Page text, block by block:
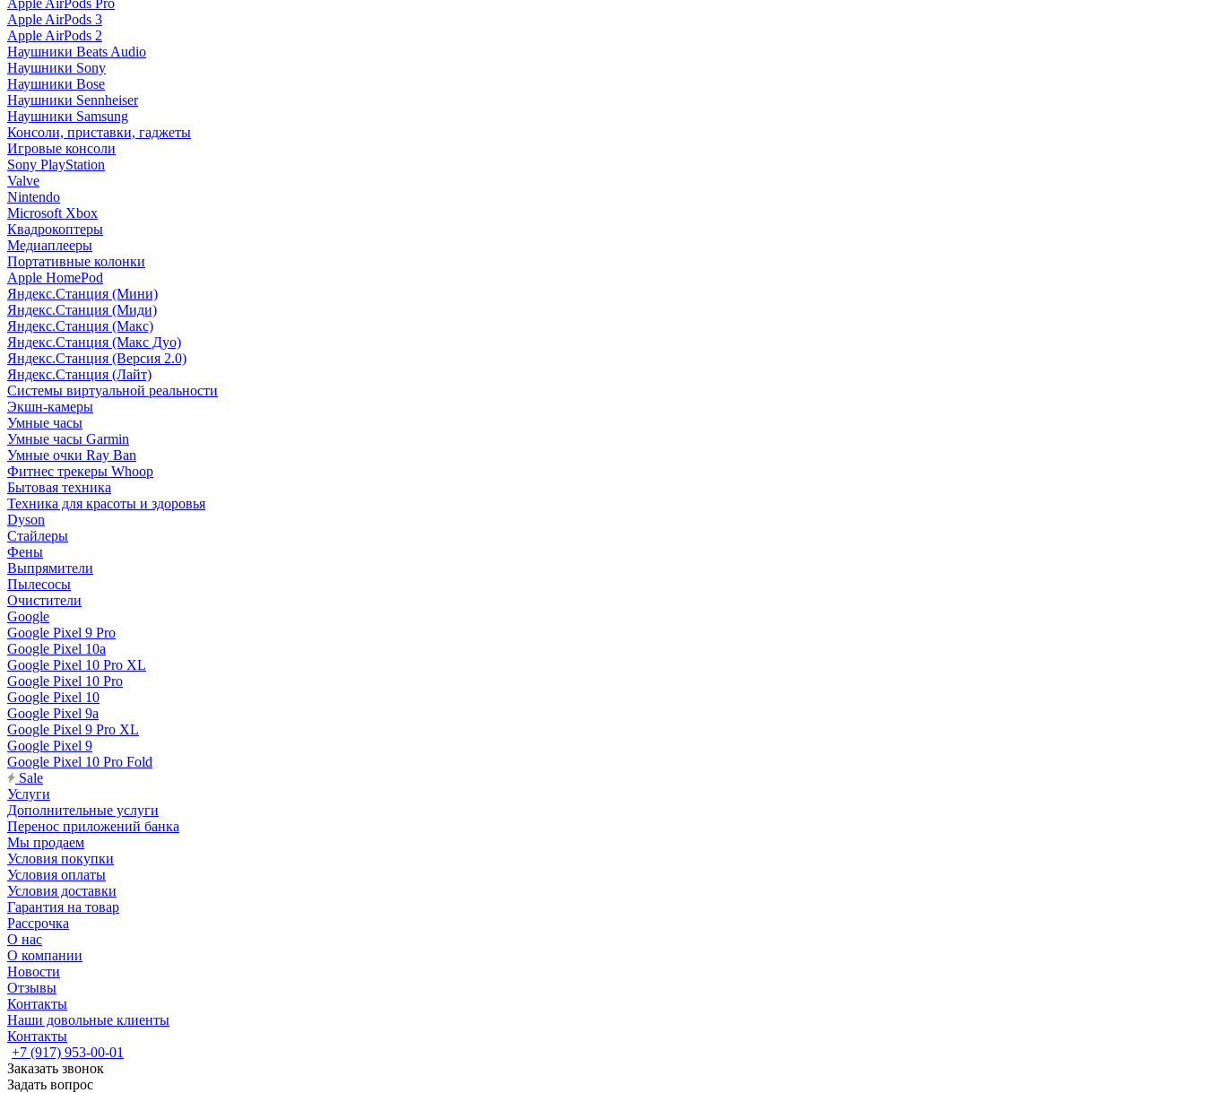
Apple AirPods Pro
Apple AirPods 3
Apple AirPods 2
Наушники Beats Audio
Наушники Sony
Наушники Bose
Наушники Sennheiser
Наушники Samsung
Консоли, приставки, гаджеты
Игровые консоли
Sony PlayStation
Valve
Nintendo
Microsoft Xbox
Квадрокоптеры
Медиаплееры
Портативные колонки
Apple HomePod
Яндекс.Станция (Мини)
Яндекс.Станция (Миди)
Яндекс.Станция (Макс)
Яндекс.Станция (Макс Дуо)
Яндекс.Станция (Версия 2.0)
Яндекс.Станция (Лайт)
Системы виртуальной реальности
Экшн-камеры
Умные часы
Умные часы Garmin
Умные очки Ray Ban
Фитнес трекеры Whoop
Бытовая техника
Техника для красоты и здоровья
Dyson
Стайлеры
Фены
Выпрямители
Пылесосы
Очистители
Google
Google Pixel 9 Pro
Google Pixel 10a
Google Pixel 10 Pro XL
Google Pixel 10 Pro
Google Pixel 10
Google Pixel 9a
Google Pixel 9 Pro XL
Google Pixel 9
Google Pixel 10 Pro Fold
Sale
Услуги
Дополнительные услуги
Перенос приложений банка
Мы продаем
Условия покупки
Условия оплаты
Условия доставки
Гарантия на товар
Рассрочка
О нас
О компании
Новости
Отзывы
Контакты
Наши довольные клиенты
Контакты
+7 (917) 953-00-01
Заказать звонок
Задать вопрос